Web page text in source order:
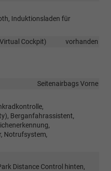
Induktionsladen für
Cockpit)
vorhanden
Seitenairbags Vorne
Berganfahrassistent,
Notrufsystem,
Distance Control hinten,